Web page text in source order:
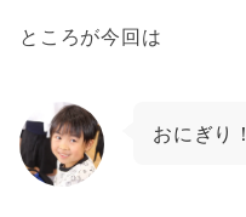
ところが今回は
おにぎり！